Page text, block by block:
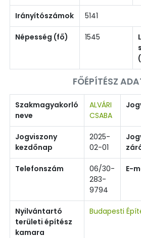
Irányítószámok 5141
Népesség (fő) 1545
FŐÉPÍTÉSZ
Szakmagyakorló
neve
ALVÁRI
CSABA
Jogviszony
kezdőnap
2025-
02-01
Telefonszám
06/30-
283-
9794
E-
Nyilvántartó
területi építész
kamara
Budapesti